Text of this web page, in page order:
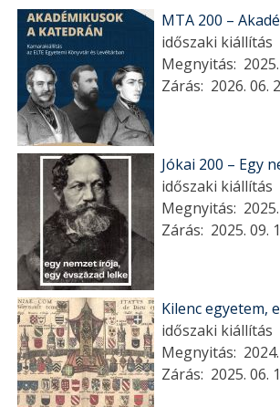
MTA 200 –
időszaki kiállítás
Megnyitás:
Zárás: 2026. 06.
Jókai 200 – Egy
időszaki kiállítás
Megnyitás:
Zárás: 2025. 09.
Kilenc egyetem,
időszaki kiállítás
Megnyitás:
Zárás: 2025. 06.